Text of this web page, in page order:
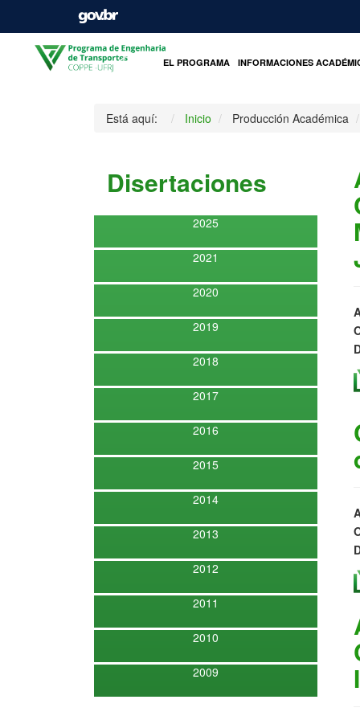
INICIO
EL PROGRAMA
INFORMACIONES
Está aquí: Inicio Producción Académica
Disertaciones
2025
2021
2020
2019
2018
2017
2016
2015
2014
2013
2012
2011
2010
2009